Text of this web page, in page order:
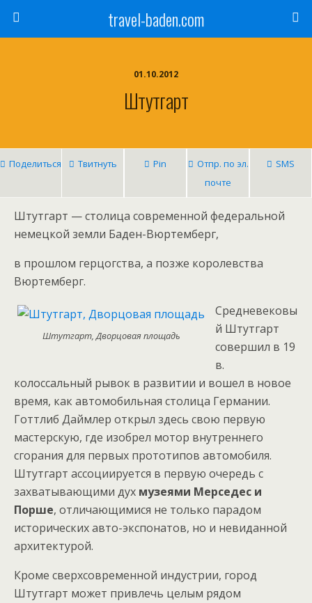
travel-baden.com
01.10.2012
Штутгарт
Поделиться Твитнуть Pin
Отпр. по эл.
почте
SMS
Штутгарт — столица современной федеральной
немецкой земли Баден-Вюртемберг,
в прошлом герцогства, а позже королевства
Вюртемберг.
Штутгарт, Дворцовая площадь
Средневековы
й Штутгарт
совершил в 19
в.
колоссальный рывок в развитии и вошел в новое
время, как автомобильная столица Германии.
Готтлиб Даймлер открыл здесь свою первую
мастерскую, где изобрел мотор внутреннего
сгорания для первых прототипов автомобиля.
Штутгарт ассоциируется в первую очередь с
захватывающими дух музеями Мерседес и
Порше, отличающимися не только парадом
исторических авто-экспонатов, но и невиданной
архитектурой.
Кроме сверхсовременной индустрии, город
Штутгарт может привлечь целым рядом